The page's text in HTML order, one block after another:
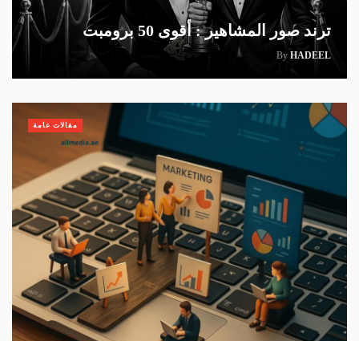
ترند صور المشاهير : أقوى 50 برومبت
By HADEEL
مقالات عامة